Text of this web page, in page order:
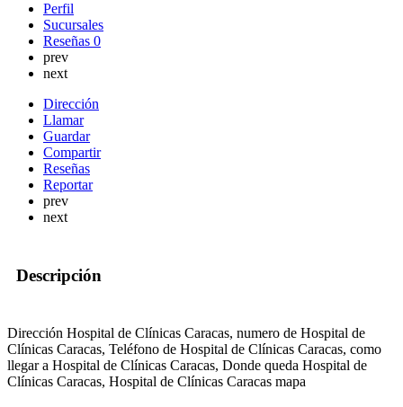
Perfil
Sucursales
Reseñas 0
prev
next
Dirección
Llamar
Guardar
Compartir
Reseñas
Reportar
prev
next
Descripción
Dirección Hospital de Clínicas Caracas, numero de Hospital de
Clínicas Caracas, Teléfono de Hospital de Clínicas Caracas, como
llegar a Hospital de Clínicas Caracas, Donde queda Hospital de
Clínicas Caracas, Hospital de Clínicas Caracas mapa